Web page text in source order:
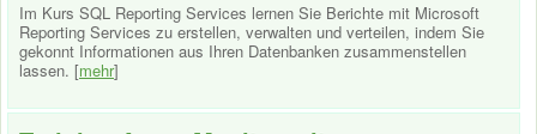
Im Kurs SQL Reporting Services lernen Sie Berichte mit Microsoft
Reporting Services zu erstellen, verwalten und verteilen, indem Sie
gekonnt Informationen aus Ihren Datenbanken zusammenstellen
lassen. [mehr]